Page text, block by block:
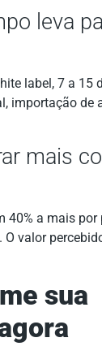
leva
label, 7 a 15
importação de
mais
40% a mais por
valor
sua